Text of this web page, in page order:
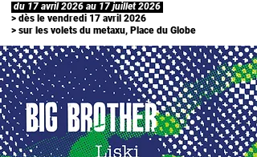
du 17 avril 2026 au 17 juillet 2026
> dès le vendredi 17 avril 2026
> sur les volets du metaxu, Place du Globe